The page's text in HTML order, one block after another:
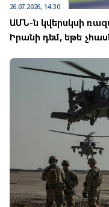
26.07.2026, 14:30
ԱՄՆ-ն կվերսկսի
Իրանի դեմ, եթե